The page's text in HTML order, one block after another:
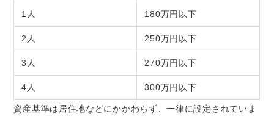
1人 180万円以下
2人 250万円以下
3人 270万円以下
4人 300万円以下
資産基準は居住地などにかかわらず、一律に設定されていま